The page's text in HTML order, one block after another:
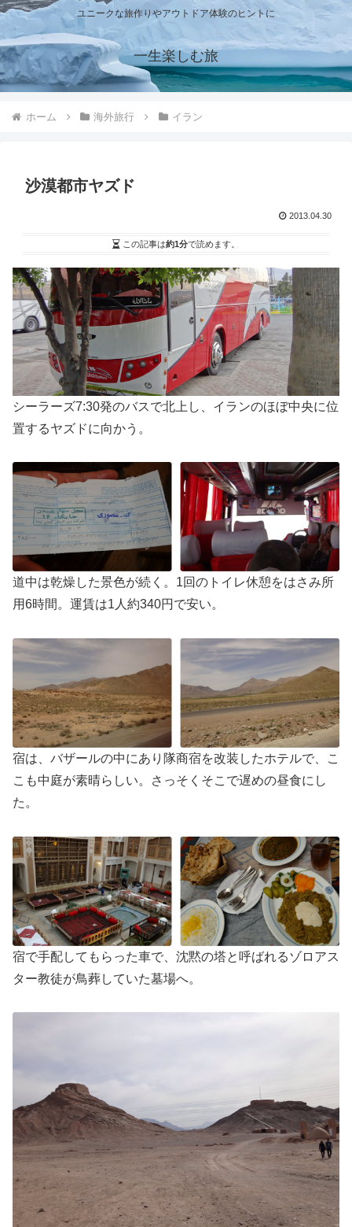
ユニークな旅作りやアウトドア体験のヒントに
一生楽しむ旅
ホーム 海外旅行 イラン
沙漠都市ヤズド
2013.04.30
この記事は約1分で読めます。
シーラーズ7:30発のバスで北上し、イランのほぼ中央に位
置するヤズドに向かう。
道中は乾燥した景色が続く。1回のトイレ休憩をはさみ所
用6時間。運賃は1人約340円で安い。
宿は、バザールの中にあり隊商宿を改装したホテルで、こ
こも中庭が素晴らしい。さっそくそこで遅めの昼食にし
た。
宿で手配してもらった車で、沈黙の塔と呼ばれるゾロアス
ター教徒が鳥葬していた墓場へ。